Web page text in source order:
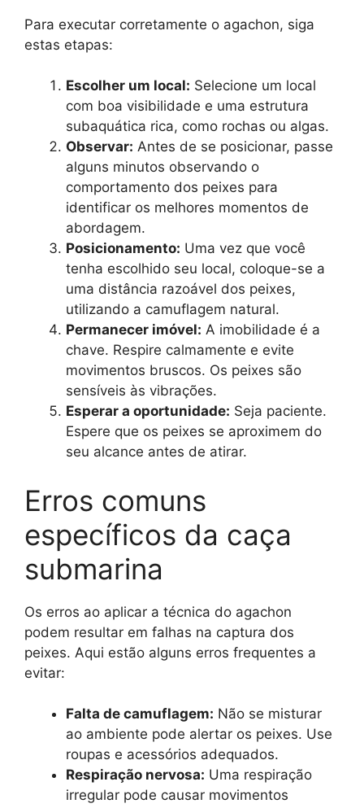
Para executar corretamente o agachon, siga
estas etapas:
Escolher um local: Selecione um local
com boa visibilidade e uma estrutura
subaquática rica, como rochas ou algas.
Observar: Antes de se posicionar, passe
alguns minutos observando o
comportamento dos peixes para
identificar os melhores momentos de
abordagem.
Posicionamento: Uma vez que você
tenha escolhido seu local, coloque-se a
uma distância razoável dos peixes,
utilizando a camuflagem natural.
Permanecer imóvel: A imobilidade é a
chave. Respire calmamente e evite
movimentos bruscos. Os peixes são
sensíveis às vibrações.
Esperar a oportunidade: Seja paciente.
Espere que os peixes se aproximem do
seu alcance antes de atirar.
Erros comuns
específicos da caça
submarina
Os erros ao aplicar a técnica do agachon
podem resultar em falhas na captura dos
peixes. Aqui estão alguns erros frequentes a
evitar:
Falta de camuflagem: Não se misturar
ao ambiente pode alertar os peixes. Use
roupas e acessórios adequados.
Respiração nervosa: Uma respiração
irregular pode causar movimentos